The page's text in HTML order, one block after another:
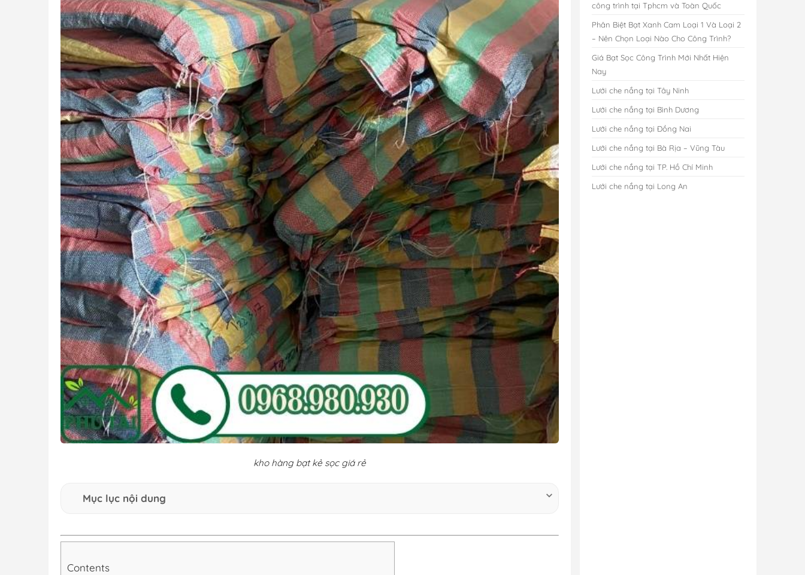
kho hàng bạt kẻ sọc giá rẻ
Mục lục nội dung
Contents
công trình tại Tphcm và Toàn Quốc
Phân Biệt Bạt Xanh Cam Loại 1 Và Loại 2
– Nên Chọn Loại Nào Cho Công Trình?
Giá Bạt Sọc Công Trình Mới Nhất Hiện
Nay
Lưới che nắng tại Tây Ninh
Lưới che nắng tại Bình Dương
Lưới che nắng tại Đồng Nai
Lưới che nắng tại Bà Rịa – Vũng Tàu
Lưới che nắng tại TP. Hồ Chí Minh
Lưới che nắng tại Long An